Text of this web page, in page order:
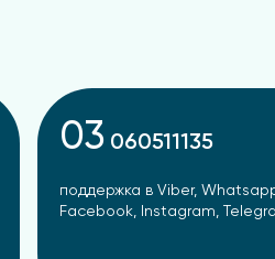
03 060511135
поддержка в Viber,
Facebook, Instagram,